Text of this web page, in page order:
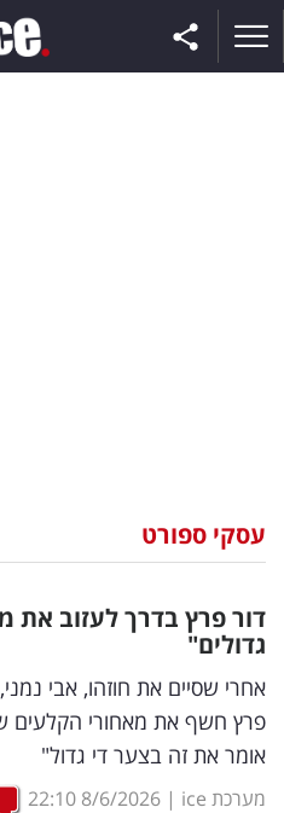
וצרכנות
דיגיטל
וטק
שיווק
ופרסום
עסקי ספורט
דור פרץ בדרך לעזוב את
גדולים"
אחרי שסיים את חוזהו, אבי
פרץ חשף את מאחורי הקלעים
אומר את זה בצער די גדול"
מערכת ice |
8/6/2026
22:10